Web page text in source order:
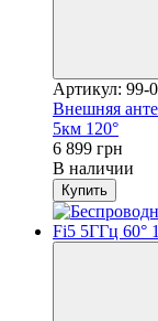
Артикул: 99-
Внешняя
5км 120°
6 899 грн
В наличии
Купить